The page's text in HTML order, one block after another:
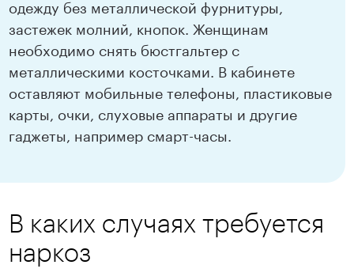
одежду без металлической фурнитуры,
застежек молний, кнопок. Женщинам
необходимо снять бюстгальтер с
металлическими косточками. В кабинете
оставляют мобильные телефоны, пластиковые
карты, очки, слуховые аппараты и другие
гаджеты, например смарт-часы.
В каких случаях требуется
наркоз